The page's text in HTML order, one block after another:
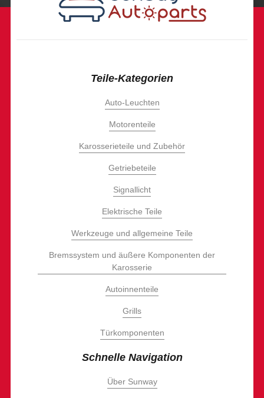
Teile-Kategorien
Auto-Leuchten
Motorenteile
Karosserieteile und Zubehör
Getriebeteile
Signallicht
Elektrische Teile
Werkzeuge und allgemeine Teile
Bremssystem und äußere Komponenten der
Karosserie
Autoinnenteile
Grills
Türkomponenten
Schnelle Navigation
Über Sunway